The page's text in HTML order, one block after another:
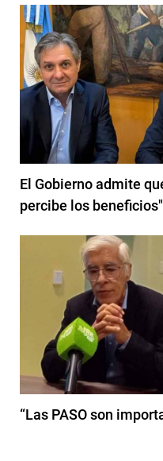
El Gobierno admite
percibe los
“Las PASO son